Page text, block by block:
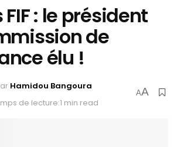
: le président
de
élu !
Hamidou Bangoura
de lecture:1 min read
AA